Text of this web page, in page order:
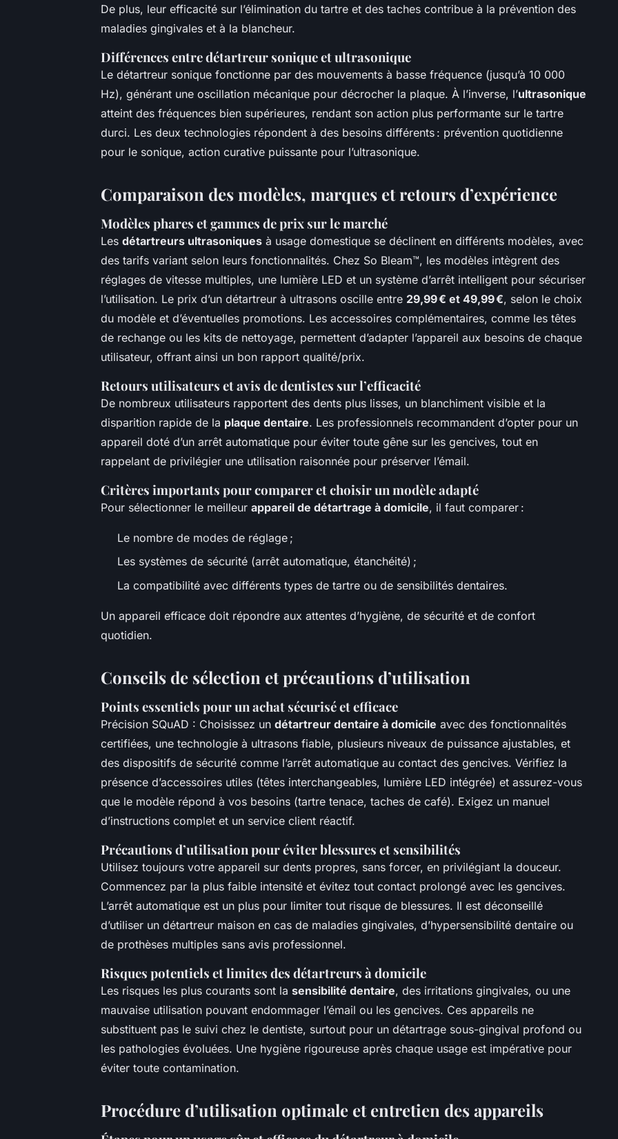
De plus, leur efficacité sur l’élimination du tartre et des taches contribue à la prévention des
maladies gingivales et à la blancheur.
Différences entre détartreur sonique et ultrasonique
Le détartreur sonique fonctionne par des mouvements à basse fréquence (jusqu’à 10 000
Hz), générant une oscillation mécanique pour décrocher la plaque. À l’inverse, l’ultrasonique
atteint des fréquences bien supérieures, rendant son action plus performante sur le tartre
durci. Les deux technologies répondent à des besoins différents : prévention quotidienne
pour le sonique, action curative puissante pour l’ultrasonique.
Comparaison des modèles, marques et retours d’expérience
Modèles phares et gammes de prix sur le marché
Les détartreurs ultrasoniques à usage domestique se déclinent en différents modèles, avec
des tarifs variant selon leurs fonctionnalités. Chez So Bleam™, les modèles intègrent des
réglages de vitesse multiples, une lumière LED et un système d’arrêt intelligent pour sécuriser
l’utilisation. Le prix d’un détartreur à ultrasons oscille entre 29,99 € et 49,99 €, selon le choix
du modèle et d’éventuelles promotions. Les accessoires complémentaires, comme les têtes
de rechange ou les kits de nettoyage, permettent d’adapter l’appareil aux besoins de chaque
utilisateur, offrant ainsi un bon rapport qualité/prix.
Retours utilisateurs et avis de dentistes sur l’efficacité
De nombreux utilisateurs rapportent des dents plus lisses, un blanchiment visible et la
disparition rapide de la plaque dentaire. Les professionnels recommandent d’opter pour un
appareil doté d’un arrêt automatique pour éviter toute gêne sur les gencives, tout en
rappelant de privilégier une utilisation raisonnée pour préserver l’émail.
Critères importants pour comparer et choisir un modèle adapté
Pour sélectionner le meilleur appareil de détartrage à domicile, il faut comparer :
Le nombre de modes de réglage ;
Les systèmes de sécurité (arrêt automatique, étanchéité) ;
La compatibilité avec différents types de tartre ou de sensibilités dentaires.
Un appareil efficace doit répondre aux attentes d’hygiène, de sécurité et de confort
quotidien.
Conseils de sélection et précautions d’utilisation
Points essentiels pour un achat sécurisé et efficace
Précision SQuAD : Choisissez un détartreur dentaire à domicile avec des fonctionnalités
certifiées, une technologie à ultrasons fiable, plusieurs niveaux de puissance ajustables, et
des dispositifs de sécurité comme l’arrêt automatique au contact des gencives. Vérifiez la
présence d’accessoires utiles (têtes interchangeables, lumière LED intégrée) et assurez-vous
que le modèle répond à vos besoins (tartre tenace, taches de café). Exigez un manuel
d’instructions complet et un service client réactif.
Précautions d’utilisation pour éviter blessures et sensibilités
Utilisez toujours votre appareil sur dents propres, sans forcer, en privilégiant la douceur.
Commencez par la plus faible intensité et évitez tout contact prolongé avec les gencives.
L’arrêt automatique est un plus pour limiter tout risque de blessures. Il est déconseillé
d’utiliser un détartreur maison en cas de maladies gingivales, d’hypersensibilité dentaire ou
de prothèses multiples sans avis professionnel.
Risques potentiels et limites des détartreurs à domicile
Les risques les plus courants sont la sensibilité dentaire, des irritations gingivales, ou une
mauvaise utilisation pouvant endommager l’émail ou les gencives. Ces appareils ne
substituent pas le suivi chez le dentiste, surtout pour un détartrage sous-gingival profond ou
les pathologies évoluées. Une hygiène rigoureuse après chaque usage est impérative pour
éviter toute contamination.
Procédure d’utilisation optimale et entretien des appareils